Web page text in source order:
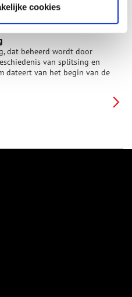
cookies
dat beheerd wordt door
van splitsing en
dateert van het begin van de